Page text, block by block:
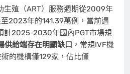
生殖（ART）服務週期從2009年
2023年的141.39萬例，當前週
計2025-2030年國內PGT市場規
供給端存在明顯缺口 ，常規IVF機
的機構僅129家，佔比僅